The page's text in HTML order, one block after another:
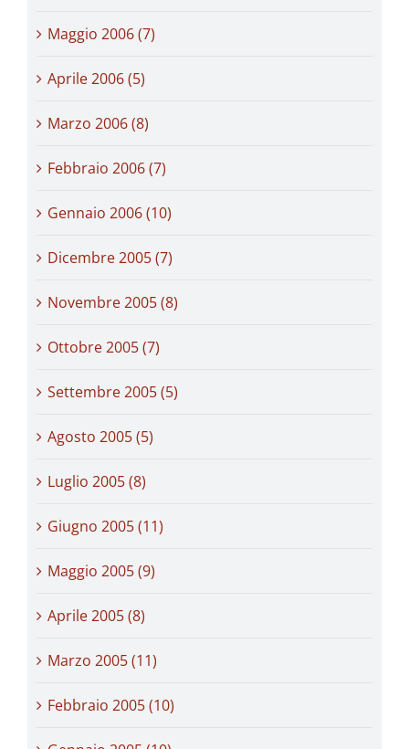
Maggio 2006 (7)
Aprile 2006 (5)
Marzo 2006 (8)
Febbraio 2006 (7)
Gennaio 2006 (10)
Dicembre 2005 (7)
Novembre 2005 (8)
Ottobre 2005 (7)
Settembre 2005 (5)
Agosto 2005 (5)
Luglio 2005 (8)
Giugno 2005 (11)
Maggio 2005 (9)
Aprile 2005 (8)
Marzo 2005 (11)
Febbraio 2005 (10)